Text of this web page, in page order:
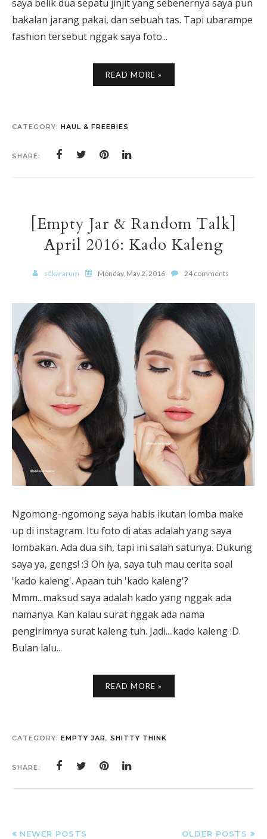
saya belik dua sepatu jinjit yang sebenernya saya pun
bakalan jarang pakai, dan sebuah tas. Tapi ubarampe
fashion tersebut nggak saya foto...
READ MORE »
CATEGORY: HAUL & FREEBIES
SHARE:
[Empty Jar & Random Talk]
April 2016: Kado Kaleng
sekararum Monday, May 2, 2016 24 comments
Ngomong-ngomong saya habis ikutan lomba make
up di instagram. Itu foto di atas adalah yang saya
lombakan. Ada dua sih, tapi ini salah satunya. Dukung
saya ya, gengs! :3 Oh iya, saya tuh mau cerita soal
'kado kaleng'. Apaan tuh 'kado kaleng'?
Mmm...maksud saya adalah kado yang nggak ada
namanya. Kan kalau surat nggak ada nama
pengirimnya surat kaleng tuh. Jadi....kado kaleng :D.
Bulan lalu...
READ MORE »
CATEGORY: EMPTY JAR, SHITTY THINK
SHARE:
NEWER POSTS OLDER POSTS